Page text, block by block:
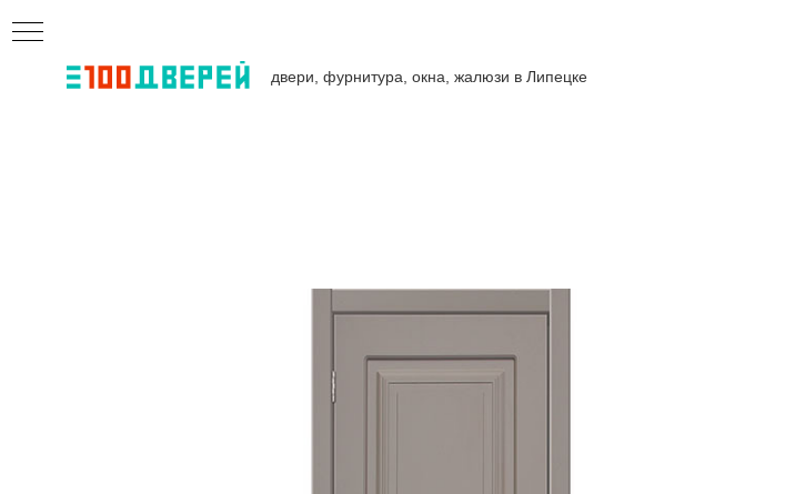
двери, фурнитура, окна, жалюзи в Липецке